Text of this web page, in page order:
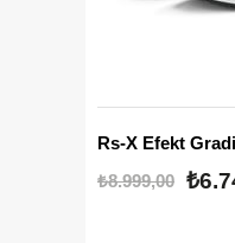
Rs-X Efekt
₺8.999,00